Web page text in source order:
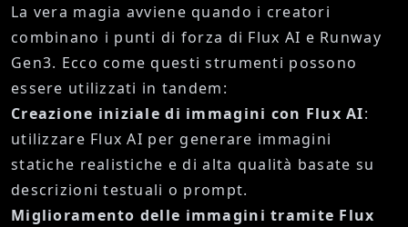
La vera magia avviene quando i creatori
combinano i punti di forza di Flux AI e Runway
Gen3. Ecco come questi strumenti possono
essere utilizzati in tandem:
Creazione iniziale di immagini con Flux AI:
utilizzare Flux AI per generare immagini
statiche realistiche e di alta qualità basate su
descrizioni testuali o prompt.
Miglioramento delle immagini tramite Flux